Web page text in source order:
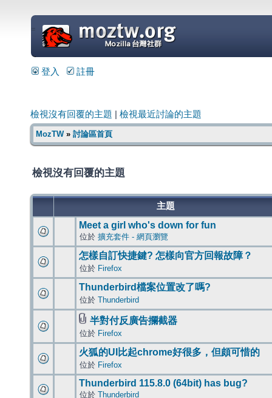
=
登入 註冊
檢視沒有回覆的主題 檢視最近討論的主題
MozTW» 討論區首頁
檢視沒有回覆的主題
主題
Meet a girl who's down for fun
位於 擴充套件 - 網頁瀏覽
怎樣自訂快捷鍵? 怎樣向官方回報故障？
位於 Firefox
Thunderbird檔案位置改了嗎?
位於 Thunderbird
半對付反廣告攔截器
位於 Firefox
火狐的UI比起chrome好很多，但頗可惜的
位於 Firefox
Thunderbird 115.8.0 (64bit) has bug?
位於 Thunderbird